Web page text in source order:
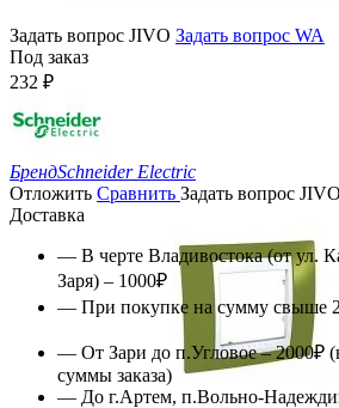
Задать вопрос JIVO Задать вопрос WA
Под заказ
232 ₽
БрендSchneider Electric
Отложить Сравнить Задать вопрос JIVO
Доставка
— В черте Владивостока (от ул.
Заря) – 1000₽
— При покупке на сумму свыше
— От Зари до п.Угловое – 2000₽
суммы заказа)
— До г.Артем, п.Вольно-